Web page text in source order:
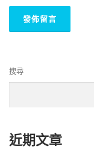
搜尋
近期文章